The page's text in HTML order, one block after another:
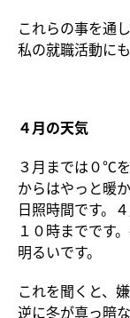
これらの事を通
私の就職活動に
４月の天気
３月までは０℃
からはやっと暖
日照時間です。
１０時までです
明るいです。
これを聞くと、
逆に冬が真っ暗